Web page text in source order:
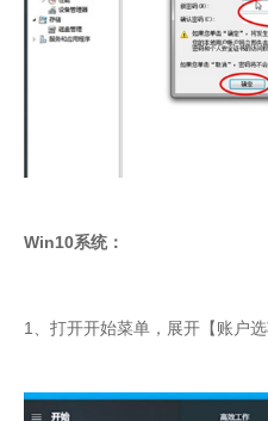
Win10系统：
1、打开开始菜单，展开【账户